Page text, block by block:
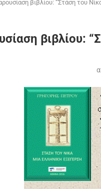
βιβλίου: “Στάση του
βιβλίου: